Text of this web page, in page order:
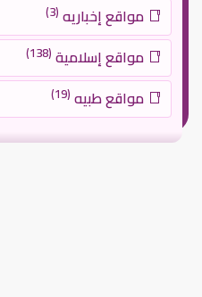
مواقع إخباريه (3)
مواقع إسلامية (138)
مواقع طبيه (19)